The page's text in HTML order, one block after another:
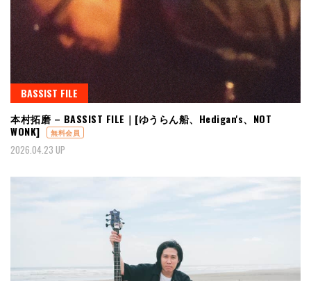
BASSIST FILE
本村拓磨 – BASSIST FILE｜[ゆうらん船、Hedigan's、NOT
WONK]
無料会員
2026.04.23 UP